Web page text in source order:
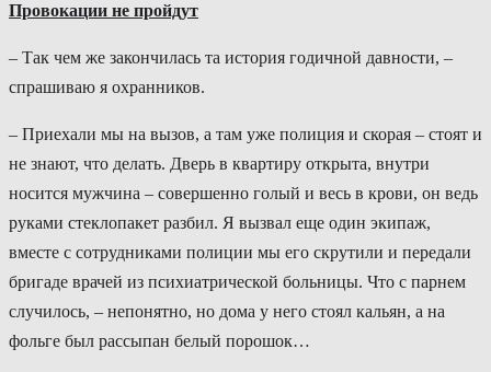
Провокации не пройдут
– Так чем же закончилась та история годичной давности, –
спрашиваю я охранников.
– Приехали мы на вызов, а там уже полиция и скорая – стоят и
не знают, что делать. Дверь в квартиру открыта, внутри
носится мужчина – совершенно голый и весь в крови, он ведь
руками стеклопакет разбил. Я вызвал еще один экипаж,
вместе с сотрудниками полиции мы его скрутили и передали
бригаде врачей из психиатрической больницы. Что с парнем
случилось, – непонятно, но дома у него стоял кальян, а на
фольге был рассыпан белый порошок…